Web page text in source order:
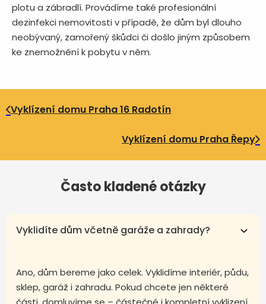
plotu a zábradlí. Provádíme také profesionální
dezinfekci nemovitosti v případě, že dům byl dlouho
neobývaný, zamořený škůdci či došlo jiným způsobem
ke znemožnění k pobytu v něm.
Vyklízení domu Praha 16 Radotín
Vyklízení domu Praha Řepy
Často kladené otázky
Vyklidíte dům včetně garáže a zahrady?
Ano, dům bereme jako celek. Vyklidíme interiér, půdu,
sklep, garáž i zahradu. Pokud chcete jen některé